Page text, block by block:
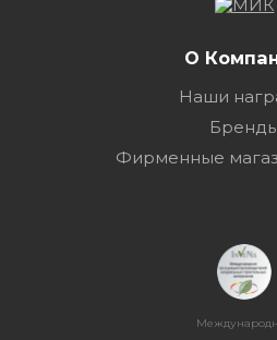
О
Наши
Фирменные